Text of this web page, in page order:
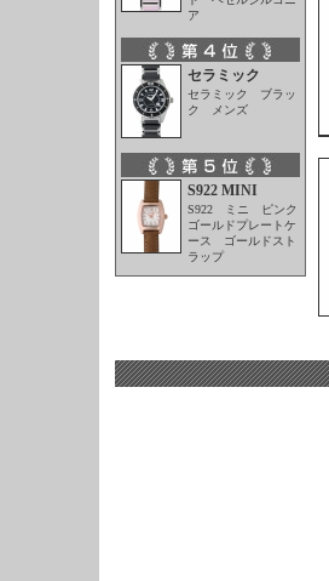
ア
セラミック
セラミック ブラッ
ク メンズ
S922 MINI
S922 ミニ ピンク
ゴールドプレートケ
ース ゴールドスト
ラップ